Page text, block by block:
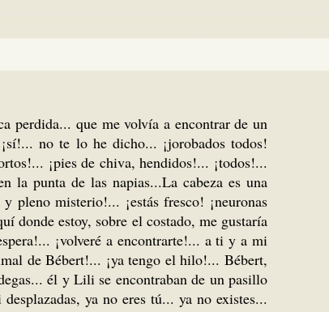
perdida... que me volvía a encontrar de un
no te lo he dicho... ¡jorobados todos!
¡pies de chiva, hendidos!... ¡todos!...
la punta de las napias...La cabeza es una
pleno misterio!... ¡estás fresco! ¡neuronas
donde estoy, sobre el costado, me gustaría
¡volveré a encontrarte!... a ti y a mi
de Bébert!... ¡ya tengo el hilo!... Bébert,
él y Lili se encontraban de un pasillo
ya no eres tú... ya no existes...